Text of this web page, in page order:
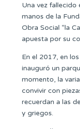
Una vez fallecido
manos de la
Obra Social “la
apuesta por su
En el 2017, en
inauguró un
momento, la
convivir con
recuerdan a las
y griegos.